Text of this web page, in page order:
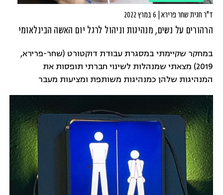
ד"ר חגית שחר פרירא | 6 במרץ 2022
הרהורים על נשים, מנהיגות וניהול לרגל יום האשה הבינלאומי
במחקר שקיימתי במסגרת עבודת דוקטורט (שחר-פרירא,
2019) מצאתי שמנהלות לשינוי חברתי תופסות את
המנהיגות שלהן כמנהיגות משותפת ומציעות מעבר
מתפיסת "אני" לתפיסת "אנחנו".